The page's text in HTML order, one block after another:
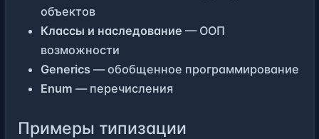
объектов
Классы и наследование — ООП
возможности
Generics — обобщенное программирование
Enum — перечисления
Примеры типизации